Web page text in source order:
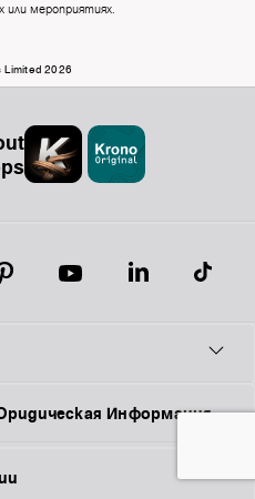
или мероприятиях.
Limited 2026
Информация